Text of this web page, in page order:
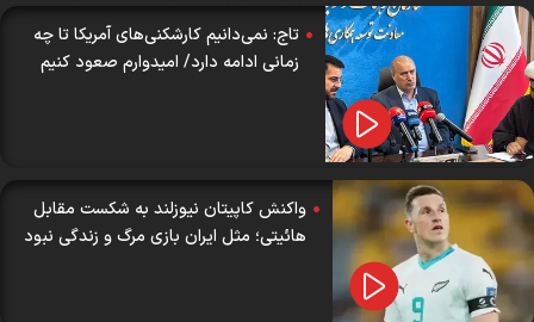
تاج: نمی‌دانیم کارشکنی‌های آمریکا تا چه
زمانی ادامه دارد/ امیدوارم صعود کنیم
واکنش کاپیتان نیوزلند به شکست مقابل
هائیتی؛ مثل ایران بازی مرگ و زندگی نبود